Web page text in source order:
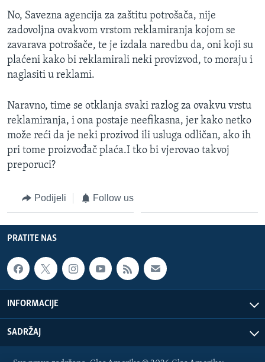
No, Savezna agencija za zaštitu potrošača, nije
zadovoljna ovakvom vrstom reklamiranja kojom se
zavarava potrošače, te je izdala naredbu da, oni koji su
plaćeni kako bi reklamirali neki provizvod, to moraju i
naglasiti u reklami.
Naravno, time se otklanja svaki razlog za ovakvu vrstu
reklamiranja, i ona postaje neefikasna, jer kako netko
može reći da je neki prozivod ili usluga odličan, ako ih
pri tome proizvođač plaća.I tko bi vjerovao takvoj
preporuci?
Podijeli Follow us
PRATITE NAS
INFORMACIJE
SADRŽAJ